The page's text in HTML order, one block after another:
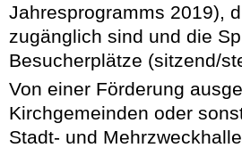
Jahresprogramms 2019),
zugänglich sind und die
Besucherplätze (sitzend/
Von einer Förderung
Kirchgemeinden oder
Stadt- und